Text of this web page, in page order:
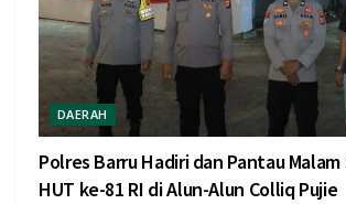
DAERAH
Polres Barru Hadiri dan Pantau
HUT ke-81 RI di Alun-Alun Colliq Pujie